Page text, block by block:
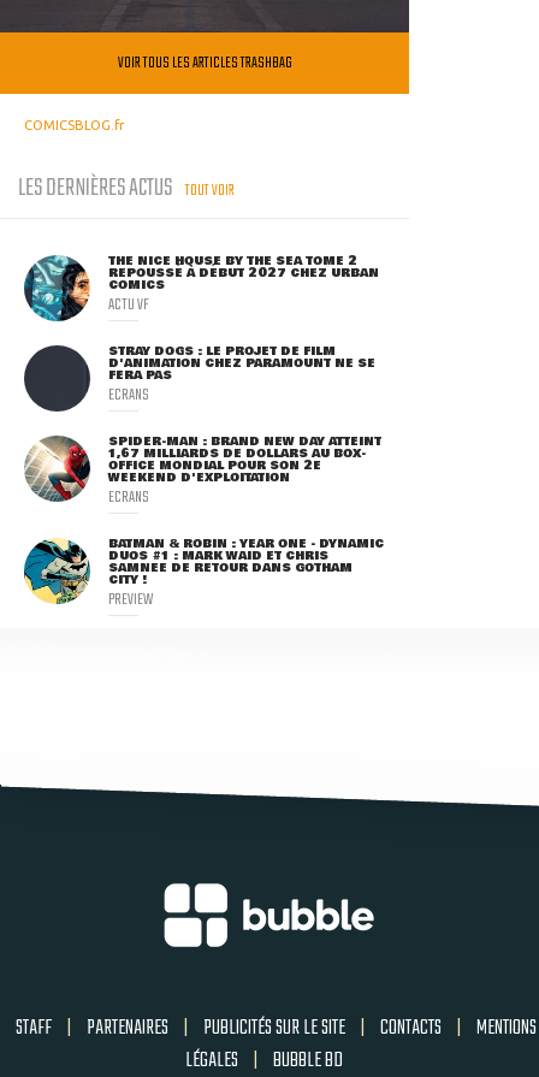
VOIR TOUS LES ARTICLES TRASHBAG
COMICSBLOG.fr
LES DERNIÈRES ACTUS TOUT VOIR
THE NICE HOUSE BY THE SEA TOME 2
REPOUSSÉ À DÉBUT 2027 CHEZ URBAN
COMICS
ACTU VF
STRAY DOGS : LE PROJET DE FILM
D'ANIMATION CHEZ PARAMOUNT NE SE
FERA PAS
ECRANS
SPIDER-MAN : BRAND NEW DAY ATTEINT
1,67 MILLIARDS DE DOLLARS AU BOX-
OFFICE MONDIAL POUR SON 2E
WEEKEND D'EXPLOITATION
ECRANS
BATMAN & ROBIN : YEAR ONE - DYNAMIC
DUOS #1 : MARK WAID ET CHRIS
SAMNEE DE RETOUR DANS GOTHAM
CITY !
PREVIEW
STAFF | PARTENAIRES | PUBLICITÉS SUR LE SITE | CONTACTS | MENTIONS
LÉGALES | BUBBLE BD